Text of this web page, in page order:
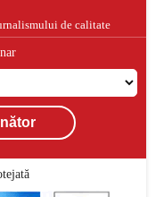
de calitate